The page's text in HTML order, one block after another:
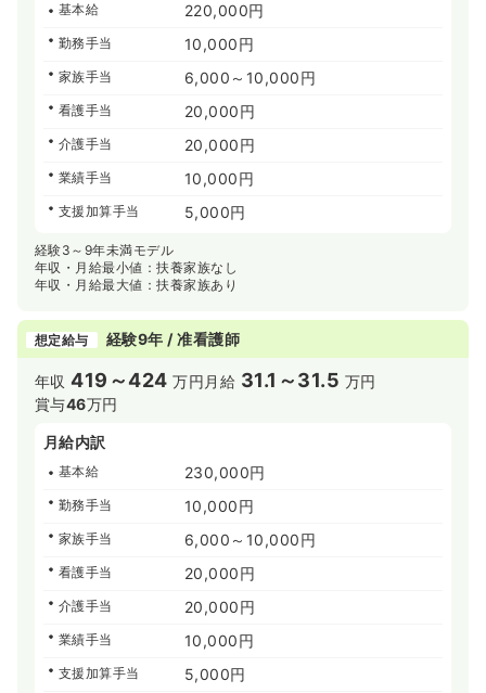
基本給 220,000円
勤務手当 10,000円
家族手当 6,000～10,000円
看護手当 20,000円
介護手当 20,000円
業績手当 10,000円
支援加算手当 5,000円
経験3～9年未満モデル
年収・月給最小値：扶養家族なし
年収・月給最大値：扶養家族あり
想定給与 経験9年 / 准看護師
年収419～424 万円 月給 31.1～31.5 万円
賞与46万円
月給内訳
基本給 230,000円
勤務手当 10,000円
家族手当 6,000～10,000円
看護手当 20,000円
介護手当 20,000円
業績手当 10,000円
支援加算手当 5,000円